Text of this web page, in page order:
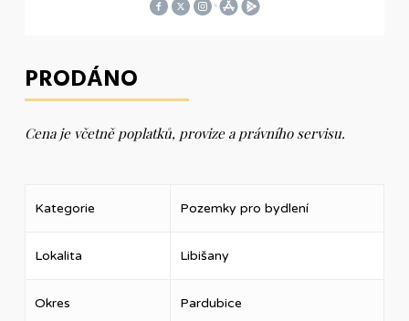
PRODÁNO
Cena je včetně poplatků, provize a právního servisu.
Kategorie Pozemky pro bydlení
Lokalita Libišany
Okres Pardubice